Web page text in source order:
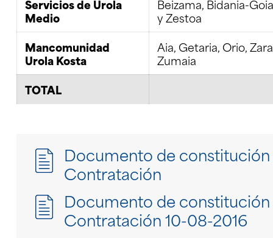
Servicios de Urola
Medio
Beizama, Bidania-
y Zestoa
Mancomunidad
Urola Kosta
Aia, Getaria, Orio,
Zumaia
TOTAL
Documento de constitución
Contratación
Documento de constitución
Contratación 10-08-2016